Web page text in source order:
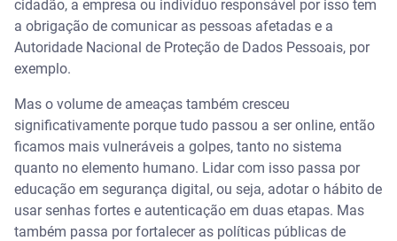
cidadão, a empresa ou indivíduo responsável por isso tem
a obrigação de comunicar as pessoas afetadas e a
Autoridade Nacional de Proteção de Dados Pessoais, por
exemplo.
Mas o volume de ameaças também cresceu
significativamente porque tudo passou a ser online, então
ficamos mais vulneráveis a golpes, tanto no sistema
quanto no elemento humano. Lidar com isso passa por
educação em segurança digital, ou seja, adotar o hábito de
usar senhas fortes e autenticação em duas etapas. Mas
também passa por fortalecer as políticas públicas de